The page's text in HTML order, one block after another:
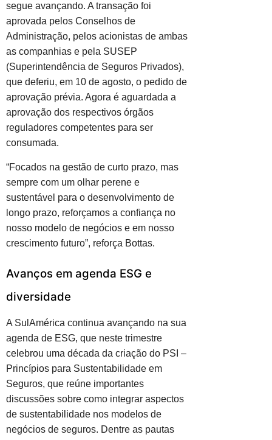
segue avançando. A transação foi
aprovada pelos Conselhos de
Administração, pelos acionistas de ambas
as companhias e pela SUSEP
(Superintendência de Seguros Privados),
que deferiu, em 10 de agosto, o pedido de
aprovação prévia. Agora é aguardada a
aprovação dos respectivos órgãos
reguladores competentes para ser
consumada.
“Focados na gestão de curto prazo, mas
sempre com um olhar perene e
sustentável para o desenvolvimento de
longo prazo, reforçamos a confiança no
nosso modelo de negócios e em nosso
crescimento futuro”, reforça Bottas.
Avanços em agenda ESG e
diversidade
A SulAmérica continua avançando na sua
agenda de ESG, que neste trimestre
celebrou uma década da criação do PSI –
Princípios para Sustentabilidade em
Seguros, que reúne importantes
discussões sobre como integrar aspectos
de sustentabilidade nos modelos de
negócios de seguros. Dentre as pautas